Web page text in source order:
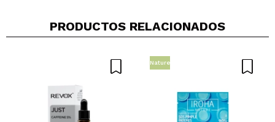
Tu vídeo podría ser el primero. Imagínatelo...
PRODUCTOS RELACIONADOS
Nature